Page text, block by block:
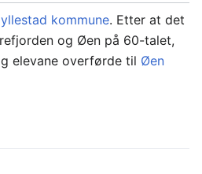
kommune. Etter at det
og Øen på 60-talet,
elevane overførde til Øen